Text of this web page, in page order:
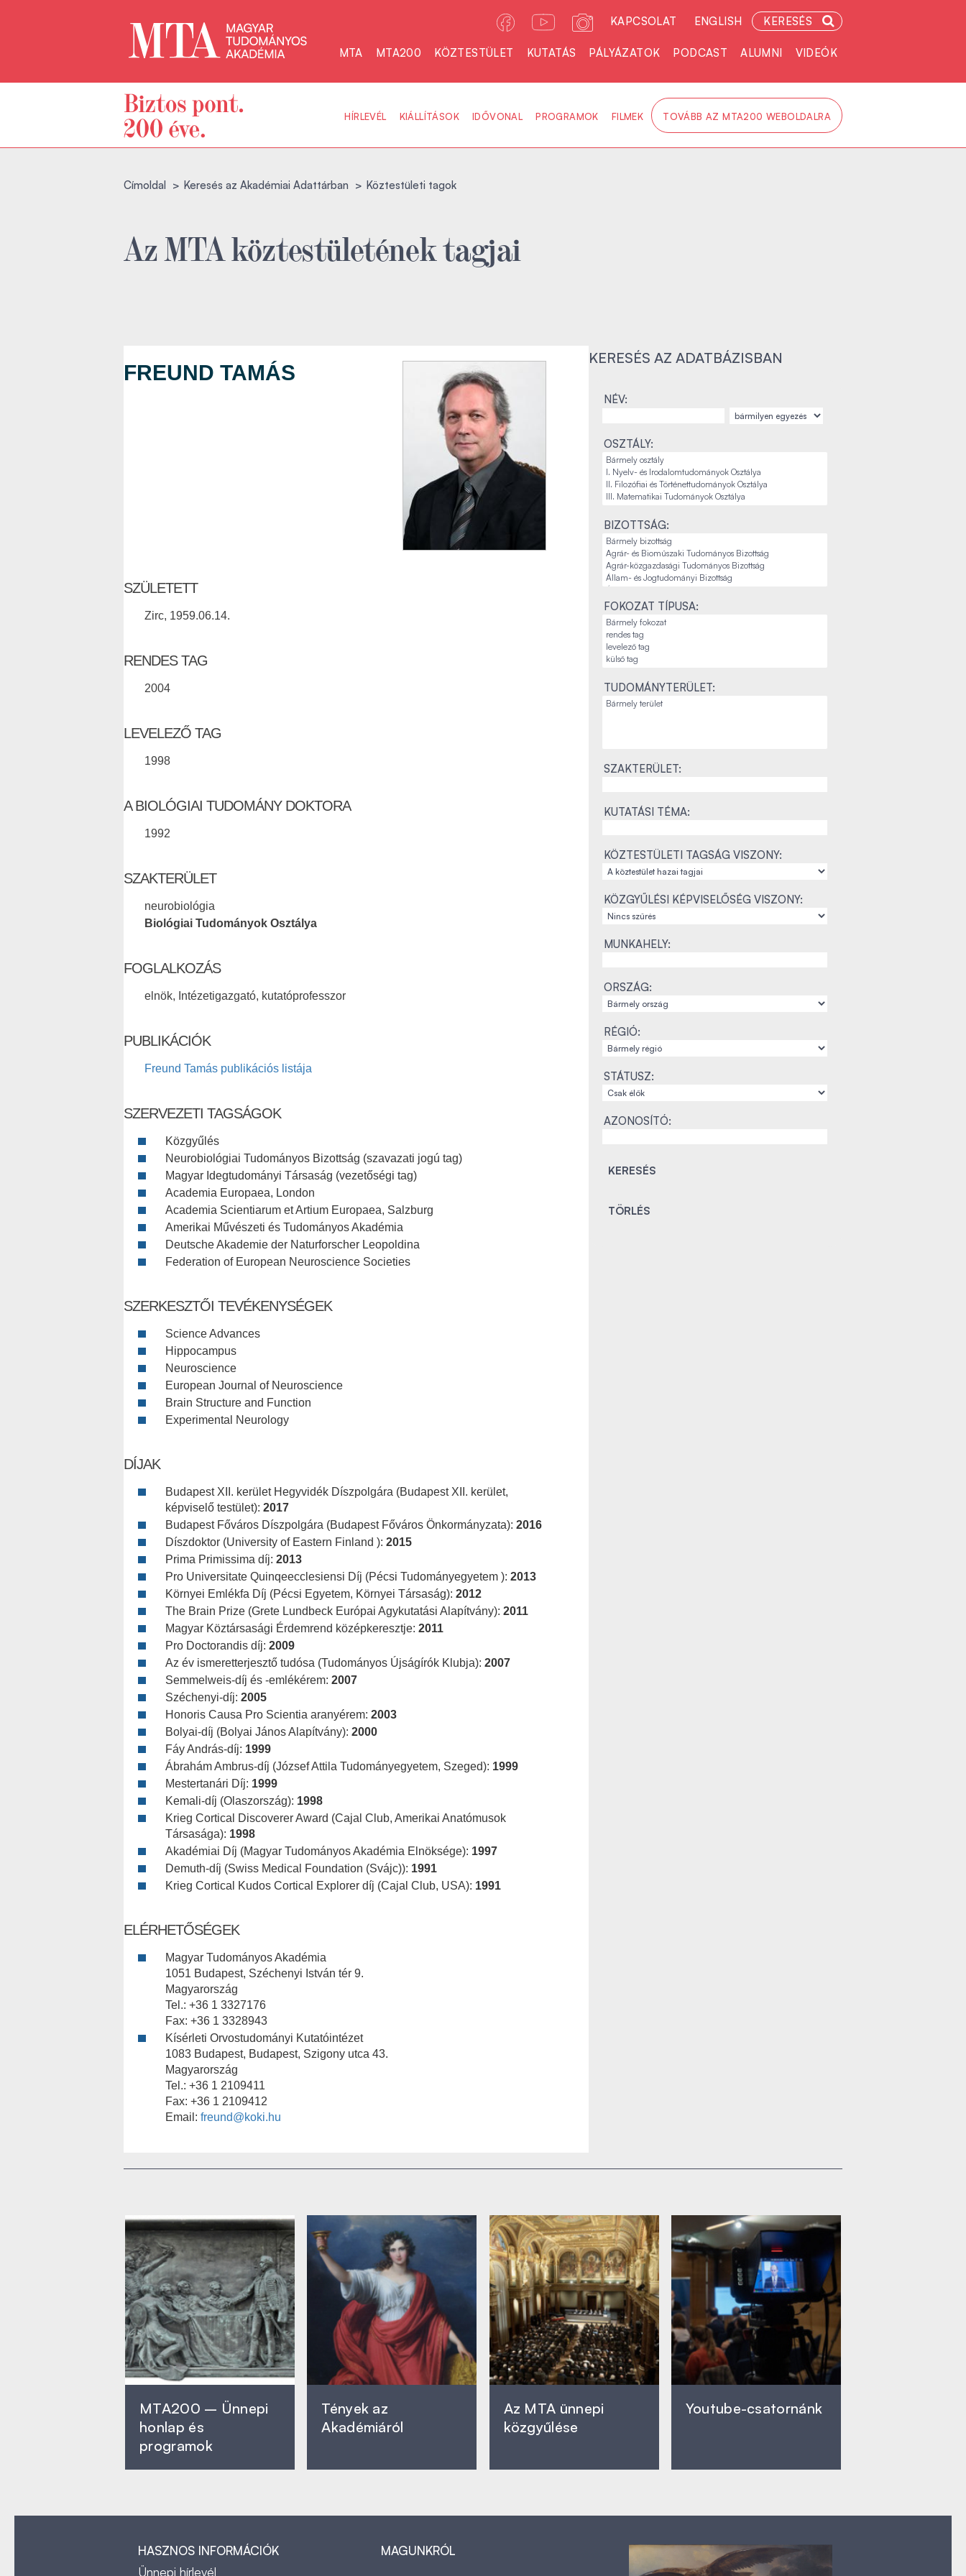
KAPCSOLAT ENGLISH KERESÉS
MTA MTA200 KÖZTESTÜLET KUTATÁS PÁLYÁZATOK PODCAST ALUMNI VIDEÓK
HÍRLEVÉL KIÁLLÍTÁSOK IDŐVONAL PROGRAMOK FILMEK TOVÁBB AZ MTA200 WEBOLDALRA
Címoldal Keresés az Akadémiai Adattárban Köztestületi tagok
Az MTA köztestületének tagjai
FREUND TAMÁS
SZÜLETETT
Zirc, 1959.06.14.
RENDES TAG
2004
LEVELEZŐ TAG
1998
A BIOLÓGIAI TUDOMÁNY DOKTORA
1992
SZAKTERÜLET
neurobiológia
Biológiai Tudományok Osztálya
FOGLALKOZÁS
elnök, Intézetigazgató, kutatóprofesszor
PUBLIKÁCIÓK
Freund Tamás publikációs listája
SZERVEZETI TAGSÁGOK
Közgyűlés
Neurobiológiai Tudományos Bizottság (szavazati jogú tag)
Magyar Idegtudományi Társaság (vezetőségi tag)
Academia Europaea, London
Academia Scientiarum et Artium Europaea, Salzburg
Amerikai Művészeti és Tudományos Akadémia
Deutsche Akademie der Naturforscher Leopoldina
Federation of European Neuroscience Societies
SZERKESZTŐI TEVÉKENYSÉGEK
Science Advances
Hippocampus
Neuroscience
European Journal of Neuroscience
Brain Structure and Function
Experimental Neurology
DÍJAK
Budapest XII. kerület Hegyvidék Díszpolgára (Budapest XII. kerület,
képviselő testület): 2017
Budapest Főváros Díszpolgára (Budapest Főváros Önkormányzata): 2016
Díszdoktor (University of Eastern Finland ): 2015
Prima Primissima díj: 2013
Pro Universitate Quinqeecclesiensi Díj (Pécsi Tudományegyetem ): 2013
Környei Emlékfa Díj (Pécsi Egyetem, Környei Társaság): 2012
The Brain Prize (Grete Lundbeck Európai Agykutatási Alapítvány): 2011
Magyar Köztársasági Érdemrend középkeresztje: 2011
Pro Doctorandis díj: 2009
Az év ismeretterjesztő tudósa (Tudományos Újságírók Klubja): 2007
Semmelweis-díj és -emlékérem: 2007
Széchenyi-díj: 2005
Honoris Causa Pro Scientia aranyérem: 2003
Bolyai-díj (Bolyai János Alapítvány): 2000
Fáy András-díj: 1999
Ábrahám Ambrus-díj (József Attila Tudományegyetem, Szeged): 1999
Mestertanári Díj: 1999
Kemali-díj (Olaszország): 1998
Krieg Cortical Discoverer Award (Cajal Club, Amerikai Anatómusok
Társasága): 1998
Akadémiai Díj (Magyar Tudományos Akadémia Elnöksége): 1997
Demuth-díj (Swiss Medical Foundation (Svájc)): 1991
Krieg Cortical Kudos Cortical Explorer díj (Cajal Club, USA): 1991
ELÉRHETŐSÉGEK
Magyar Tudományos Akadémia
1051 Budapest, Széchenyi István tér 9.
Magyarország
Tel.: +36 1 3327176
Fax: +36 1 3328943
Kísérleti Orvostudományi Kutatóintézet
1083 Budapest, Budapest, Szigony utca 43.
Magyarország
Tel.: +36 1 2109411
Fax: +36 1 2109412
Email: freund@koki.hu
KERESÉS AZ ADATBÁZISBAN
NÉV:
OSZTÁLY:
BIZOTTSÁG:
FOKOZAT TÍPUSA:
TUDOMÁNYTERÜLET:
SZAKTERÜLET:
KUTATÁSI TÉMA:
KÖZTESTÜLETI TAGSÁG VISZONY:
KÖZGYŰLÉSI KÉPVISELŐSÉG VISZONY:
MUNKAHELY:
ORSZÁG:
RÉGIÓ:
STÁTUSZ:
AZONOSÍTÓ:
MTA200 – Ünnepi
honlap és
programok
Tények az
Akadémiáról
Az MTA ünnepi
közgyűlése
Youtube-csatornánk
HASZNOS INFORMÁCIÓK
Ünnepi hírlevél
MAGUNKRÓL